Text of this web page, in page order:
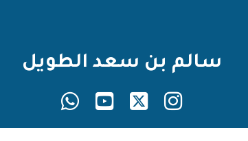
سالم بن سعد الطويل